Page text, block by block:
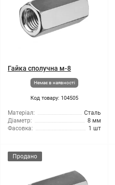
Гайка сполучна м-8
Немає в наявності
Код товару: 104505
Матеріал:
Сталь
Діаметр:
8 мм
Фасовка:
1 шт
Продано